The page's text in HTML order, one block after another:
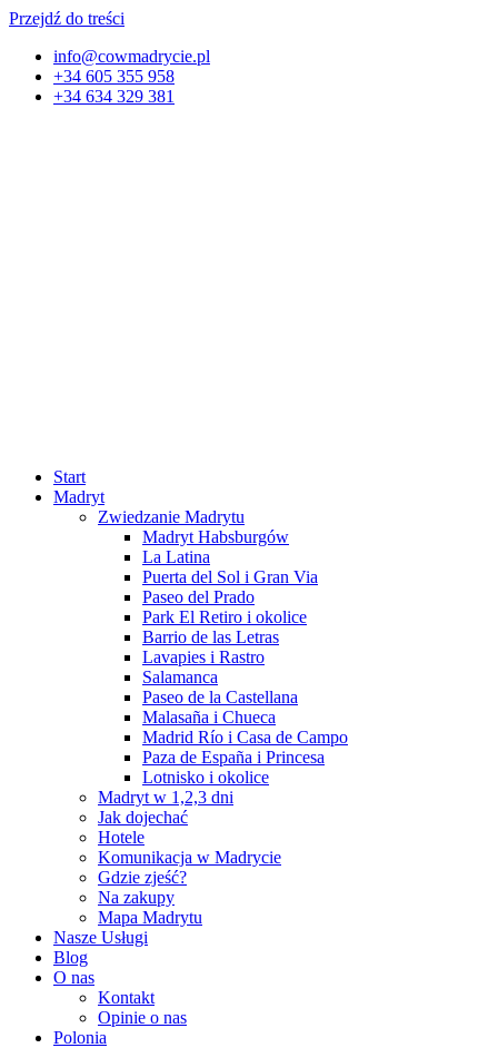
Przejdź do treści
info@cowmadrycie.pl
+34 605 355 958
+34 634 329 381​
Start
Madryt
Zwiedzanie Madrytu
Madryt Habsburgów
La Latina
Puerta del Sol i Gran Via
Paseo del Prado
Park El Retiro i okolice
Barrio de las Letras
Lavapies i Rastro
Salamanca
Paseo de la Castellana
Malasaña i Chueca
Madrid Río i Casa de Campo
Paza de España i Princesa
Lotnisko i okolice
Madryt w 1,2,3 dni
Jak dojechać
Hotele
Komunikacja w Madrycie
Gdzie zjeść?
Na zakupy
Mapa Madrytu
Nasze Usługi
Blog
O nas
Kontakt
Opinie o nas
Polonia